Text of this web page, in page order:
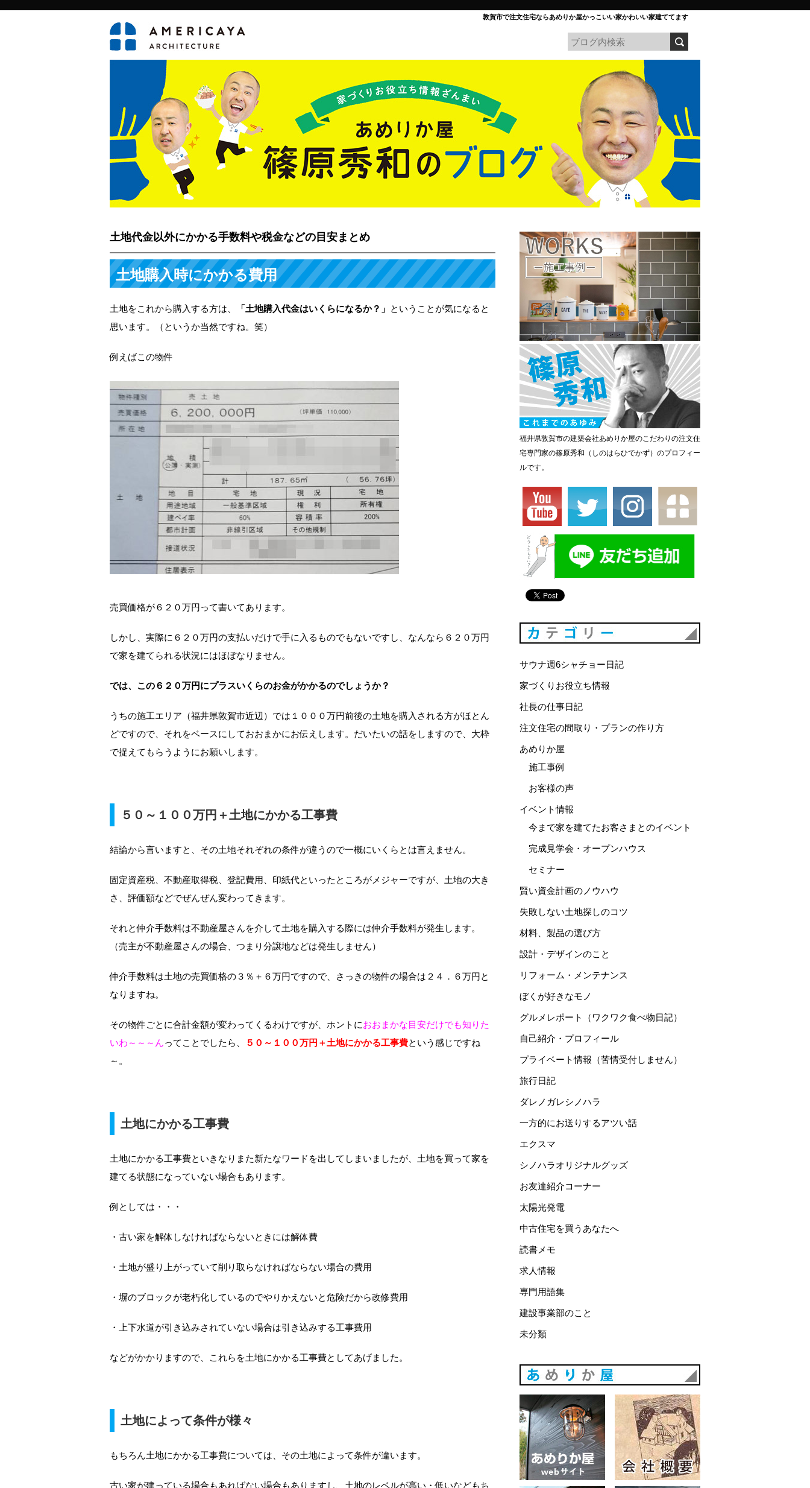
敦賀市で注文住宅ならあめりか屋かっこいい家かわいい家建ててます
土地代金以外にかかる手数料や税金などの目安まとめ
土地購入時にかかる費用
土地をこれから購入する方は、 「土地購入代金はいくらになるか？」 ということが気になると
思います。（というか当然ですね。笑）
例えばこの物件
売買価格が６２０万円って書いてあります。
しかし、実際に６２０万円の支払いだけで手に入るものでもないですし、なんなら６２０万円
で家を建てられる状況にはほぼなりません。
では、この６２０万円にプラスいくらのお金がかかるのでしょうか？
うちの施工エリア（福井県敦賀市近辺）では１０００万円前後の土地を購入される方がほとん
どですので、それをベースにしておおまかにお伝えします。だいたいの話をしますので、大枠
で捉えてもらうようにお願いします。
５０～１００万円＋土地にかかる工事費
結論から言いますと、その土地それぞれの条件が違うので一概にいくらとは言えません。
固定資産税、不動産取得税、登記費用、印紙代といったところがメジャーですが、土地の大き
さ、評価額などでぜんぜん変わってきます。
それと仲介手数料は不動産屋さんを介して土地を購入する際には仲介手数料が発生します。
（売主が不動産屋さんの場合、つまり分譲地などは発生しません）
仲介手数料は土地の売買価格の３％＋６万円ですので、さっきの物件の場合は２４．６万円と
なりますね。
その物件ごとに合計金額が変わってくるわけですが、ホントにおおまかな目安だけでも知りた
いわ～～～んってことでしたら、 ５０～１００万円＋土地にかかる工事費という感じですね
～。
土地にかかる工事費
土地にかかる工事費といきなりまた新たなワードを出してしまいましたが、土地を買って家を
建てる状態になっていない場合もあります。
例としては・・・
・古い家を解体しなければならないときには解体費
・土地が盛り上がっていて削り取らなければならない場合の費用
・塀のブロックが老朽化しているのでやりかえないと危険だから改修費用
・上下水道が引き込みされていない場合は引き込みする工事費用
などがかかりますので、これらを土地にかかる工事費としてあげました。
土地によって条件が様々
もちろん土地にかかる工事費については、その土地によって条件が違います。
古い家が建っている場合もあればない場合もありますし、土地のレベルが高い・低いなどもち
福井県敦賀市の建築会社あめりか屋のこだわりの注文住
宅専門家の篠原秀和（しのはらひでかず）のプロフィー
ルです。
サウナ週6シャチョー日記
家づくりお役立ち情報
社長の仕事日記
注文住宅の間取り・プランの作り方
あめりか屋
施工事例
お客様の声
イベント情報
今まで家を建てたお客さまとのイベント
完成見学会・オープンハウス
セミナー
賢い資金計画のノウハウ
失敗しない土地探しのコツ
材料、製品の選び方
設計・デザインのこと
リフォーム・メンテナンス
ぼくが好きなモノ
グルメレポート（ワクワク食べ物日記）
自己紹介・プロフィール
プライベート情報（苦情受付しません）
旅行日記
ダレノガレシノハラ
一方的にお送りするアツい話
エクスマ
シノハラオリジナルグッズ
お友達紹介コーナー
太陽光発電
中古住宅を買うあなたへ
読書メモ
求人情報
専門用語集
建設事業部のこと
未分類
あめりか屋WEBサイト